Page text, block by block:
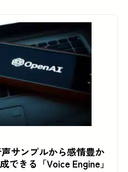
サンプルから感情豊か
できる「Voice Engine」